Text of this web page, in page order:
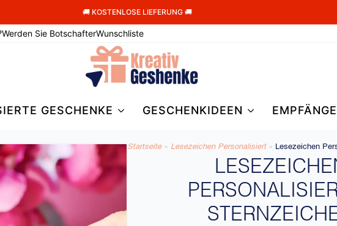
🚚 KOSTENLOSE LIEFERUNG 🚚
Werden Sie BotschafterWunschliste
GESCHENKE GESCHENKIDEEN
Startseite » Lesezeichen Personalisiert » Lesezeichen